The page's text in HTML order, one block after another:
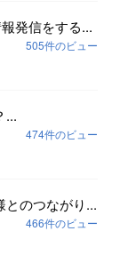
発信をする...
505件のビュー
...
474件のビュー
とのつながり...
466件のビュー